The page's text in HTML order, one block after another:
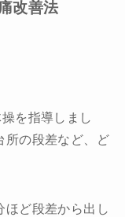
改善法
を指導しまし
所の段差など、ど
ほど段差から出し